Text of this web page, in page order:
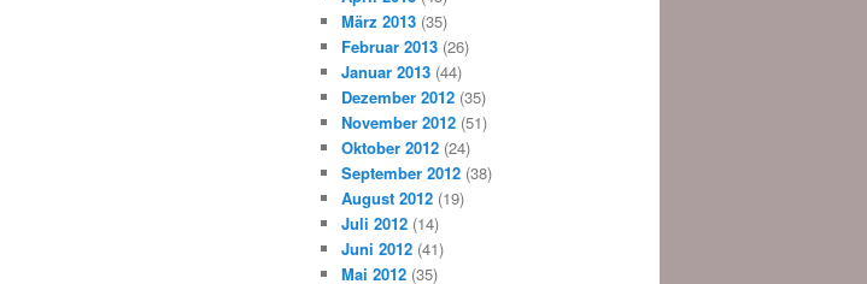
März 2013 (35)
Februar 2013 (26)
Januar 2013 (44)
Dezember 2012 (35)
November 2012 (51)
Oktober 2012 (24)
September 2012 (38)
August 2012 (19)
Juli 2012 (14)
Juni 2012 (41)
Mai 2012 (35)